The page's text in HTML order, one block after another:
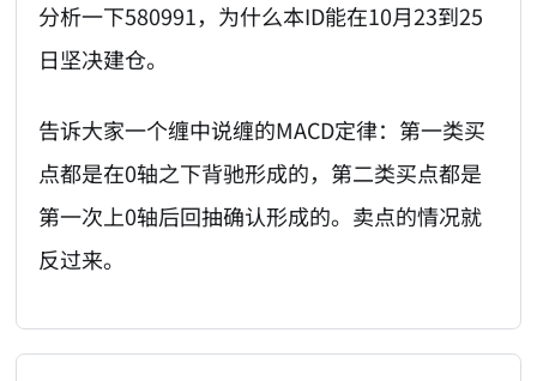
分析一下580991，为什么本ID能在10月23到25
日坚决建仓。
告诉大家一个缠中说缠的MACD定律：第一类买
点都是在0轴之下背驰形成的，第二类买点都是
第一次上0轴后回抽确认形成的。卖点的情况就
反过来。